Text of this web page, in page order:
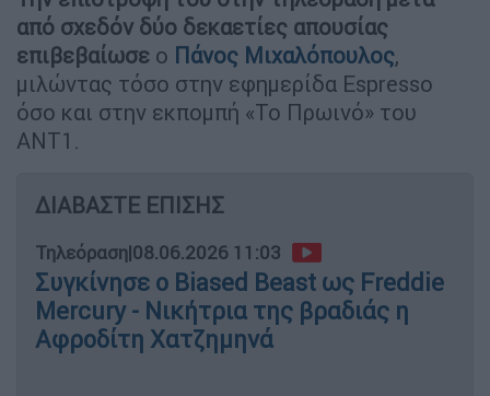
από σχεδόν δύο δεκαετίες απουσίας
επιβεβαίωσε ο Πάνος Μιχαλόπουλος,
μιλώντας τόσο στην εφημερίδα Espresso
όσο και στην εκπομπή «Το Πρωινό» του
ΑΝΤ1.
ΔΙΑΒΑΣΤΕ ΕΠΙΣΗΣ
Τηλεόραση|08.06.2026 11:03
Συγκίνησε ο Biased Beast ως Freddie
Mercury - Νικήτρια της βραδιάς η
Αφροδίτη Χατζημηνά